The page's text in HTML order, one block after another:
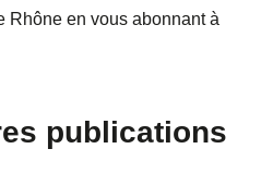
Rhône en vous abonnant à
publications